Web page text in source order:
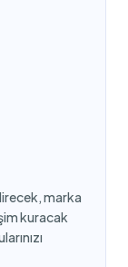
marka
kuracak